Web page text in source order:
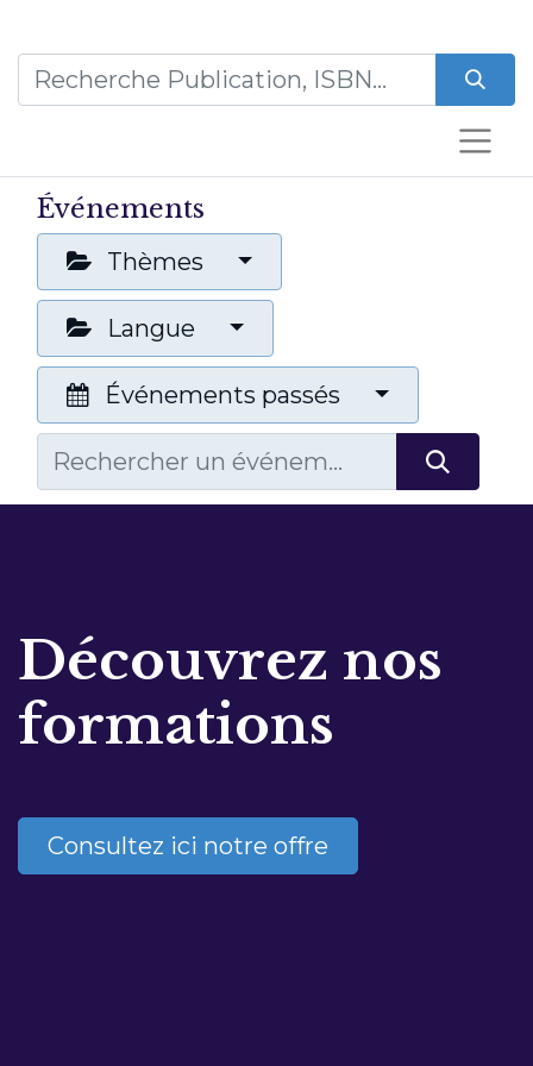
Événements
Thèmes
Langue
Événements passés
Découvrez nos
formations
Consultez ici notre offre